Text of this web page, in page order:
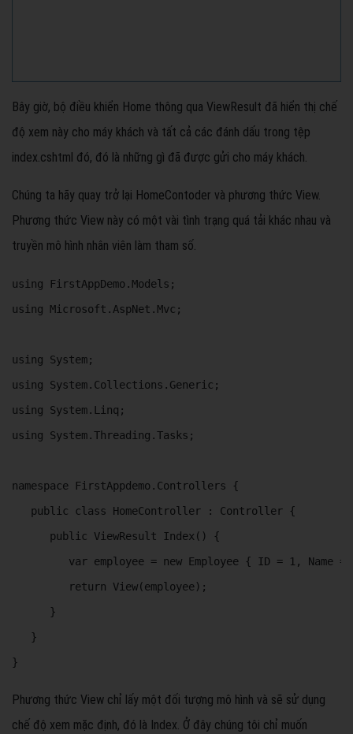
Bây giờ, bộ điều khiển Home thông qua ViewResult đã hiển thị chế
độ xem này cho máy khách và tất cả các đánh dấu trong tệp
index.cshtml đó, đó là những gì đã được gửi cho máy khách.
Chúng ta hãy quay trở lại HomeContoder và phương thức View.
Phương thức View này có một vài tình trạng quá tải khác nhau và
truyền mô hình nhân viên làm tham số.
using FirstAppDemo.Models;
using Microsoft.AspNet.Mvc;
using System;
using System.Collections.Generic;
using System.Linq;
using System.Threading.Tasks;
namespace FirstAppdemo.Controllers {
   public class HomeController : Controller {
      public ViewResult Index() {
var employee = new Employee { ID = 1, Name
         return View(employee);
      }
   }
}
Phương thức View chỉ lấy một đối tượng mô hình và sẽ sử dụng
chế độ xem mặc định, đó là Index. Ở đây chúng tôi chỉ muốn